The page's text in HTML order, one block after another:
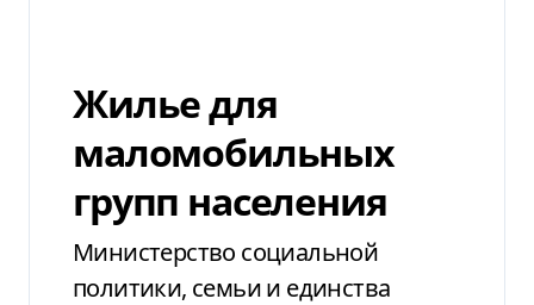
Жилье для
маломобильных
групп населения
Министерство социальной
политики, семьи и единства